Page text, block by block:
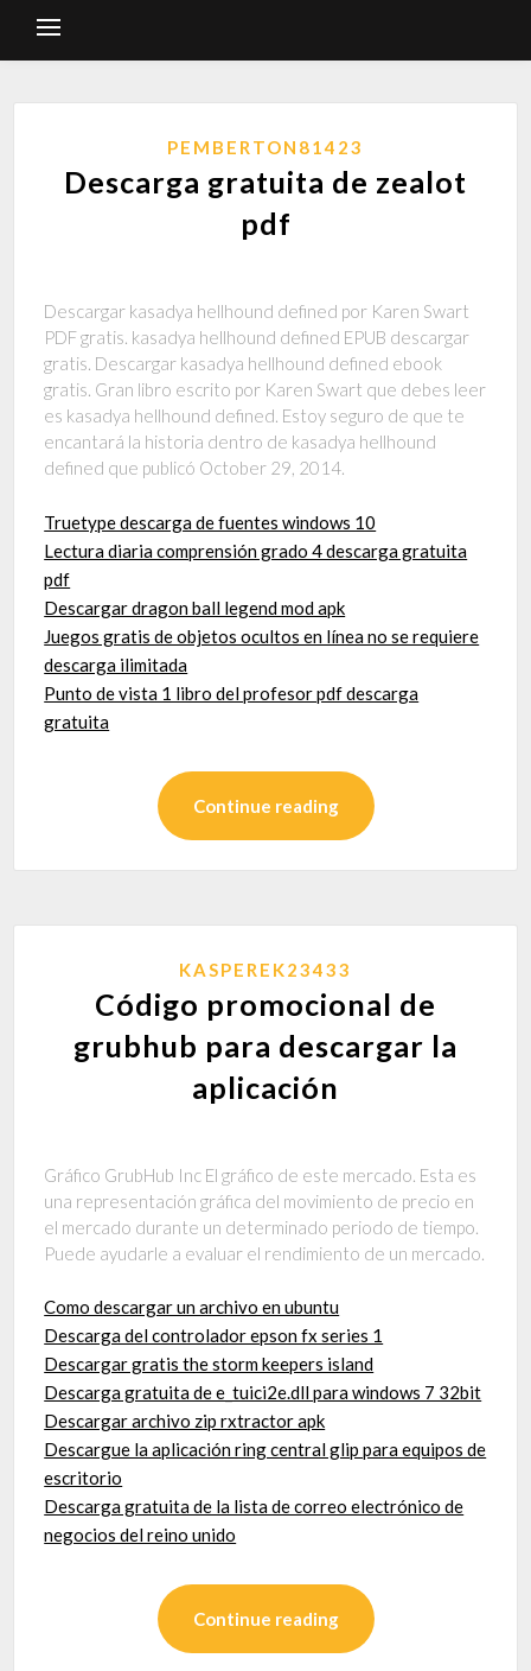
PEMBERTON81423
Descarga gratuita de zealot
pdf
Descargar kasadya hellhound defined por Karen Swart
PDF gratis. kasadya hellhound defined EPUB descargar
gratis. Descargar kasadya hellhound defined ebook
gratis. Gran libro escrito por Karen Swart que debes leer
es kasadya hellhound defined. Estoy seguro de que te
encantará la historia dentro de kasadya hellhound
defined que publicó October 29, 2014.
Truetype descarga de fuentes windows 10
Lectura diaria comprensión grado 4 descarga gratuita
pdf
Descargar dragon ball legend mod apk
Juegos gratis de objetos ocultos en línea no se requiere
descarga ilimitada
Punto de vista 1 libro del profesor pdf descarga
gratuita
Continue reading
KASPEREK23433
Código promocional de
grubhub para descargar la
aplicación
Gráfico GrubHub Inc El gráfico de este mercado. Esta es
una representación gráfica del movimiento de precio en
el mercado durante un determinado periodo de tiempo.
Puede ayudarle a evaluar el rendimiento de un mercado.
Como descargar un archivo en ubuntu
Descarga del controlador epson fx series 1
Descargar gratis the storm keepers island
Descarga gratuita de e_tuici2e.dll para windows 7 32bit
Descargar archivo zip rxtractor apk
Descargue la aplicación ring central glip para equipos de
escritorio
Descarga gratuita de la lista de correo electrónico de
negocios del reino unido
Continue reading